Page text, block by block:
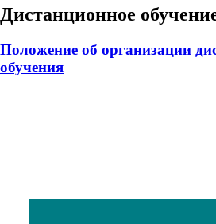
Дистанционное
Положение об организации
обучения